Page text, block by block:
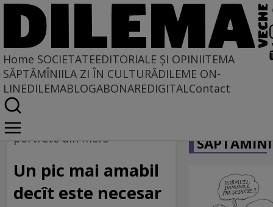
Home SOCIETATEEDITORIALE ȘI OPINIITEMA
SĂPTĂMÎNIILA ZI ÎN CULTURĂDILEME ON-
LINEDILEMABLOGABONAREDIGITALContact
Home
Societate
portrete din mers
Un pic mai amabil
decît este necesar